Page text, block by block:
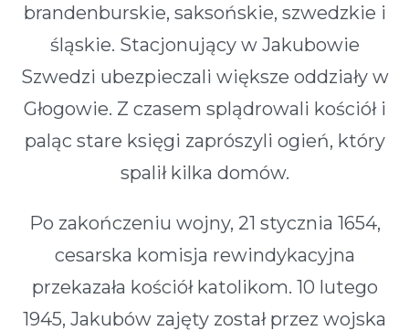
brandenburskie, saksońskie, szwedzkie i
śląskie. Stacjonujący w Jakubowie
Szwedzi ubezpieczali większe oddziały w
Głogowie. Z czasem splądrowali kościół i
paląc stare księgi zaprószyli ogień, który
spalił kilka domów.
Po zakończeniu wojny, 21 stycznia 1654,
cesarska komisja rewindykacyjna
przekazała kościół katolikom. 10 lutego
1945, Jakubów zajęty został przez wojska